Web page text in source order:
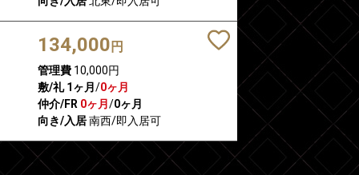
134,000 円
管理費10,000円
敷/礼 1ヶ月 /0ヶ月
仲介/FR 0ヶ月 /0ヶ月
向き/入居南西/即入居可